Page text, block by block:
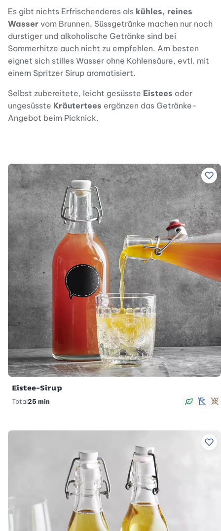
Es gibt nichts Erfrischenderes als kühles, reines
Wasser vom Brunnen. Süssgetränke machen nur noch
durstiger und alkoholische Getränke sind bei
Sommerhitze auch nicht zu empfehlen. Am besten
eignet sich stilles Wasser ohne Kohlensäure, evtl. mit
einem Spritzer Sirup aromatisiert.
Selbst zubereitete, leicht gesüsste Eistees oder
ungesüsste Kräutertees ergänzen das Getränke-
Angebot beim Picknick.
Zu
Eistee-Sirup
Total25 min
vegan
Zu